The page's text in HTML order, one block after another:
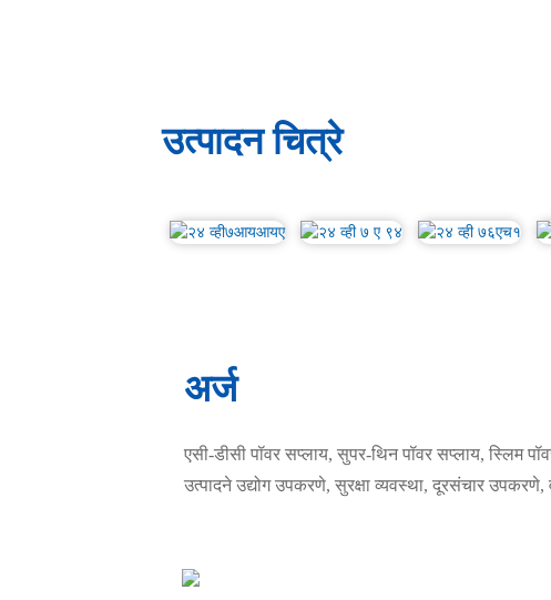
उत्पादन चित्रे
अर्ज
एसी-डीसी पॉवर सप्लाय, सुपर-थिन पॉवर सप्लाय, स्लिम
उत्पादने उद्योग उपकरणे, सुरक्षा व्यवस्था, दूरसंचार उपकरणे,